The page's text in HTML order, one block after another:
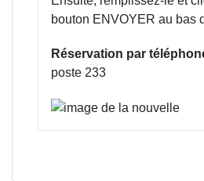
bouton ENVOYER au bas
Réservation par
poste 233